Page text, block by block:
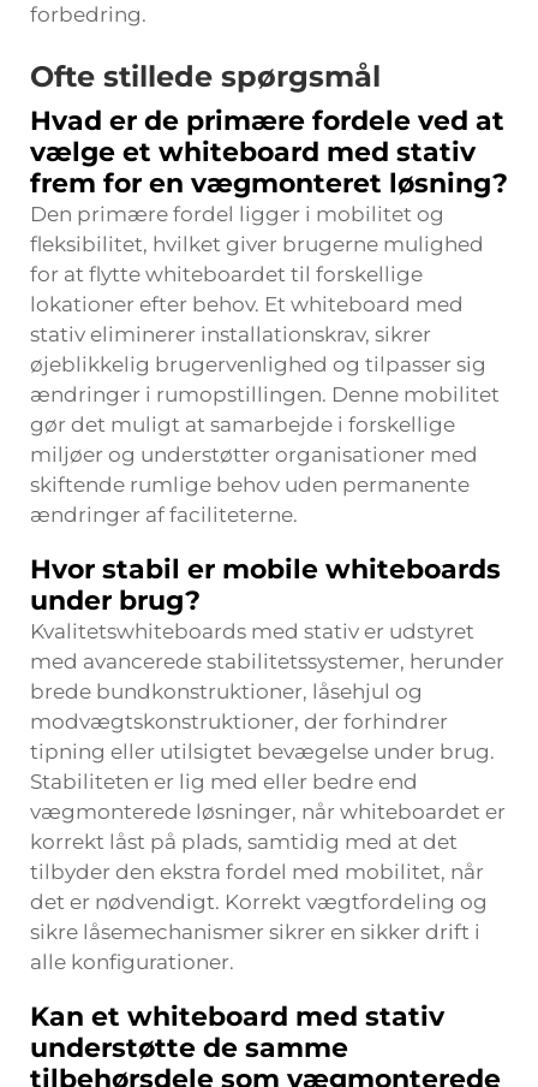
forbedring.
Ofte stillede spørgsmål
Hvad er de primære fordele ved at
vælge et whiteboard med stativ
frem for en vægmonteret løsning?
Den primære fordel ligger i mobilitet og
fleksibilitet, hvilket giver brugerne mulighed
for at flytte whiteboardet til forskellige
lokationer efter behov. Et whiteboard med
stativ eliminerer installationskrav, sikrer
øjeblikkelig brugervenlighed og tilpasser sig
ændringer i rumopstillingen. Denne mobilitet
gør det muligt at samarbejde i forskellige
miljøer og understøtter organisationer med
skiftende rumlige behov uden permanente
ændringer af faciliteterne.
Hvor stabil er mobile whiteboards
under brug?
Kvalitetswhiteboards med stativ er udstyret
med avancerede stabilitetssystemer, herunder
brede bundkonstruktioner, låsehjul og
modvægtskonstruktioner, der forhindrer
tipning eller utilsigtet bevægelse under brug.
Stabiliteten er lig med eller bedre end
vægmonterede løsninger, når whiteboardet er
korrekt låst på plads, samtidig med at det
tilbyder den ekstra fordel med mobilitet, når
det er nødvendigt. Korrekt vægtfordeling og
sikre låsemechanismer sikrer en sikker drift i
alle konfigurationer.
Kan et whiteboard med stativ
understøtte de samme
tilbehørsdele som vægmonterede